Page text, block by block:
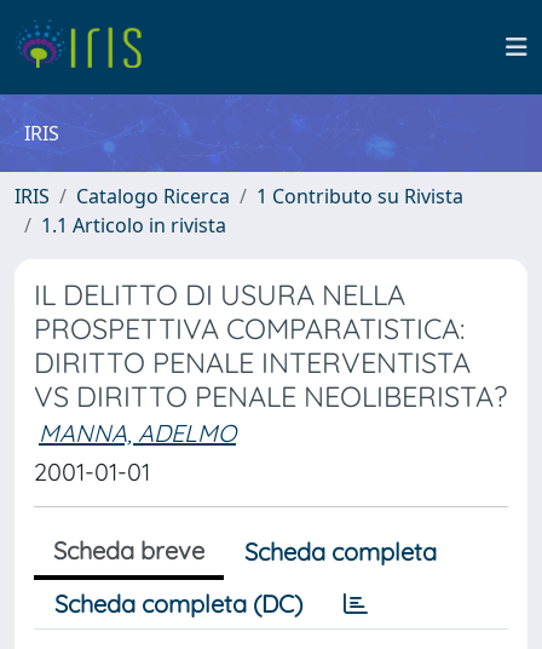
IRIS
IRIS Catalogo Ricerca
1 Contributo su Rivista
1.1 Articolo in rivista
IL DELITTO DI USURA NELLA
PROSPETTIVA COMPARATISTICA:
DIRITTO PENALE INTERVENTISTA
VS DIRITTO PENALE NEOLIBERISTA?
MANNA, ADELMO
2001-01-01
Scheda breve
Scheda completa
Scheda completa (DC)